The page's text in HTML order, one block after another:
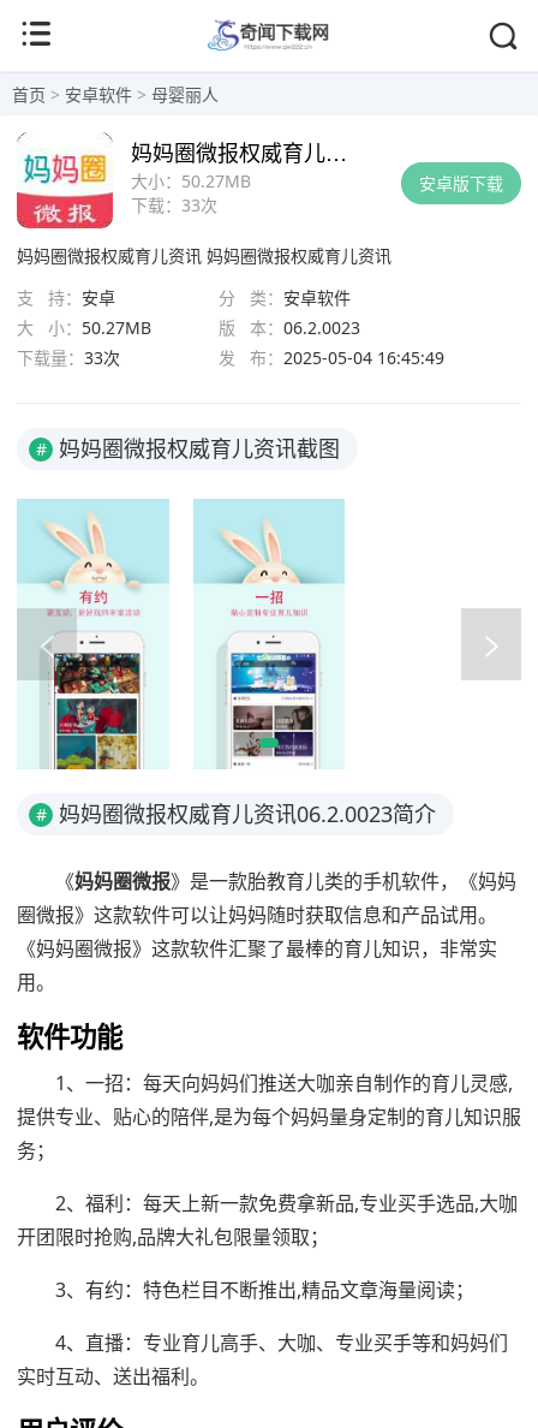
首页 > 安卓软件 > 母婴丽人
安卓版下载
大小： 50.27MB
下载： 33次
妈妈圈微报权威育儿资讯
妈妈圈微报权威育儿资讯 妈妈圈微报权威育儿资讯
支 持： 安卓 分 类： 安卓软件
大 小： 50.27MB 版 本： 06.2.0023
下载量： 33次 发 布： 2025-05-04 16:45:49
# 妈妈圈微报权威育儿资讯截图
# 妈妈圈微报权威育儿资讯06.2.0023简介
《妈妈圈微报》是一款胎教育儿类的手机软件，《妈妈
圈微报》这款软件可以让妈妈随时获取信息和产品试用。
《妈妈圈微报》这款软件汇聚了最棒的育儿知识，非常实
用。
软件功能
1、一招：每天向妈妈们推送大咖亲自制作的育儿灵感,
提供专业、贴心的陪伴,是为每个妈妈量身定制的育儿知识服
务；
2、福利：每天上新一款免费拿新品,专业买手选品,大咖
开团限时抢购,品牌大礼包限量领取；
3、有约：特色栏目不断推出,精品文章海量阅读；
4、直播：专业育儿高手、大咖、专业买手等和妈妈们
实时互动、送出福利。